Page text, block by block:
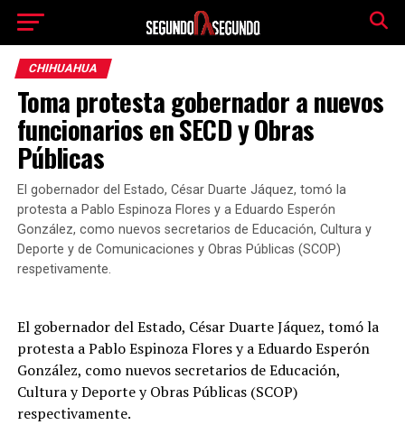
CHIHUAHUA
Toma protesta gobernador a nuevos
funcionarios en SECD y Obras
Públicas
El gobernador del Estado, César Duarte Jáquez, tomó la
protesta a Pablo Espinoza Flores y a Eduardo Esperón
González, como nuevos secretarios de Educación, Cultura y
Deporte y de Comunicaciones y Obras Públicas (SCOP)
respetivamente.
El gobernador del Estado, César Duarte Jáquez, tomó la
protesta a Pablo Espinoza Flores y a Eduardo Esperón
González, como nuevos secretarios de Educación,
Cultura y Deporte y Obras Públicas (SCOP)
respectivamente.